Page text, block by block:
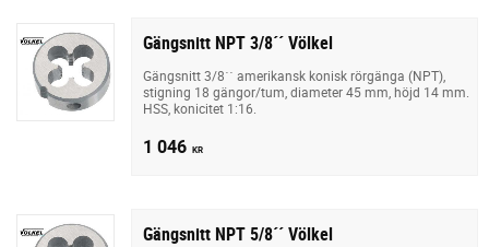
Gängsnitt NPT 3/8´´ Völkel
Gängsnitt 3/8´´ amerikansk konisk rörgänga (NPT),
stigning 18 gängor/tum, diameter 45 mm, höjd 14 mm.
HSS, konicitet 1:16.
1 046 KR
Gängsnitt NPT 5/8´´ Völkel